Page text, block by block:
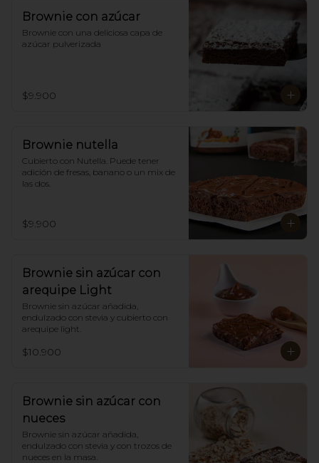
Brownie con azúcar
Brownie con una deliciosa capa de
azúcar pulverizada
$9.900
Brownie nutella
Cubierto con Nutella. Puede tener
adición de fresas, banano o un mix de
las dos.
$9.900
Brownie sin azúcar con
arequipe Light
Brownie sin azúcar añadida,
endulzado con stevia y cubierto con
arequipe light.
$10.900
Brownie sin azúcar con
nueces
Brownie sin azúcar añadida,
endulzado con stevia y con trozos de
nueces en la masa.